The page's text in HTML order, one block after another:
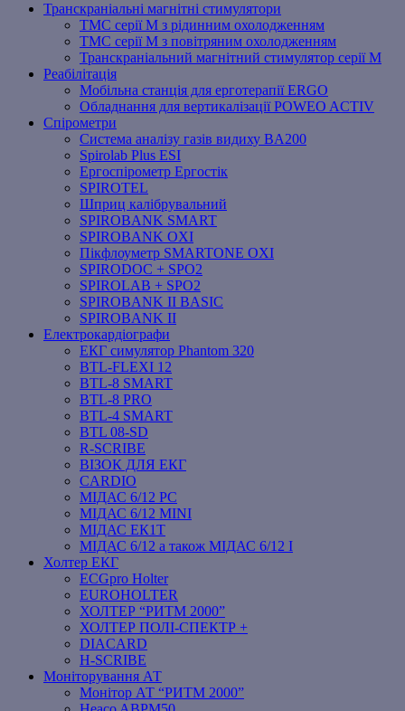
Транскраніальні магнітні стимулятори
ТМС серії M з рідинним охолодженням
ТМС серії M з повітряним охолодженням
Транскраніальний магнітний стимулятор серії M
Реабілітація
Мобільна станція для ерготерапії ERGO
Обладнання для вертикалізації POWEO ACTIV
Спірометри
Система аналізу газів видиху BA200
Spirolab Plus ESI
Ергоспірометр Ергостік
SPIROTEL
Шприц калібрувальний
SPIROBANK SMART
SPIROBANK OXI
Пікфлоуметр SMARTONE OXI
SPIRODOC + SPO2
SPIROLAB + SPO2
SPIROBANK II BASIC
SPIROBANK II
Електрокардіографи
ЕКГ симулятор Phantom 320
BTL-FLEXI 12
BTL-8 SMART
BTL-8 PRO
BTL-4 SMART
BTL 08-SD
R-SCRIBE
ВІЗОК ДЛЯ ЕКГ
CARDIO
МІДАС 6/12 PC
МІДАС 6/12 MINI
МІДАС ЕК1Т
МІДАС 6/12 а також МІДАС 6/12 І
Холтер ЕКГ
ECGpro Holter
EUROHOLTER
ХОЛТЕР “РИТМ 2000”
ХОЛТЕР ПОЛІ-СПЕКТР +
DIACARD
H-SCRIBE
Моніторування АТ
Монітор АТ “РИТМ 2000”